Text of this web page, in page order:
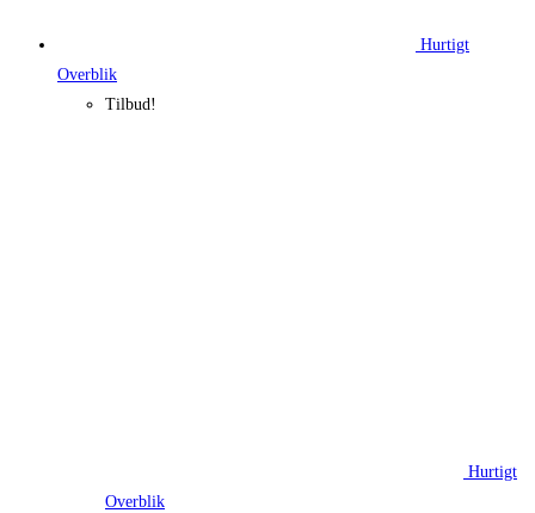
Hurtigt
Overblik
Tilbud!
Hurtigt
Overblik